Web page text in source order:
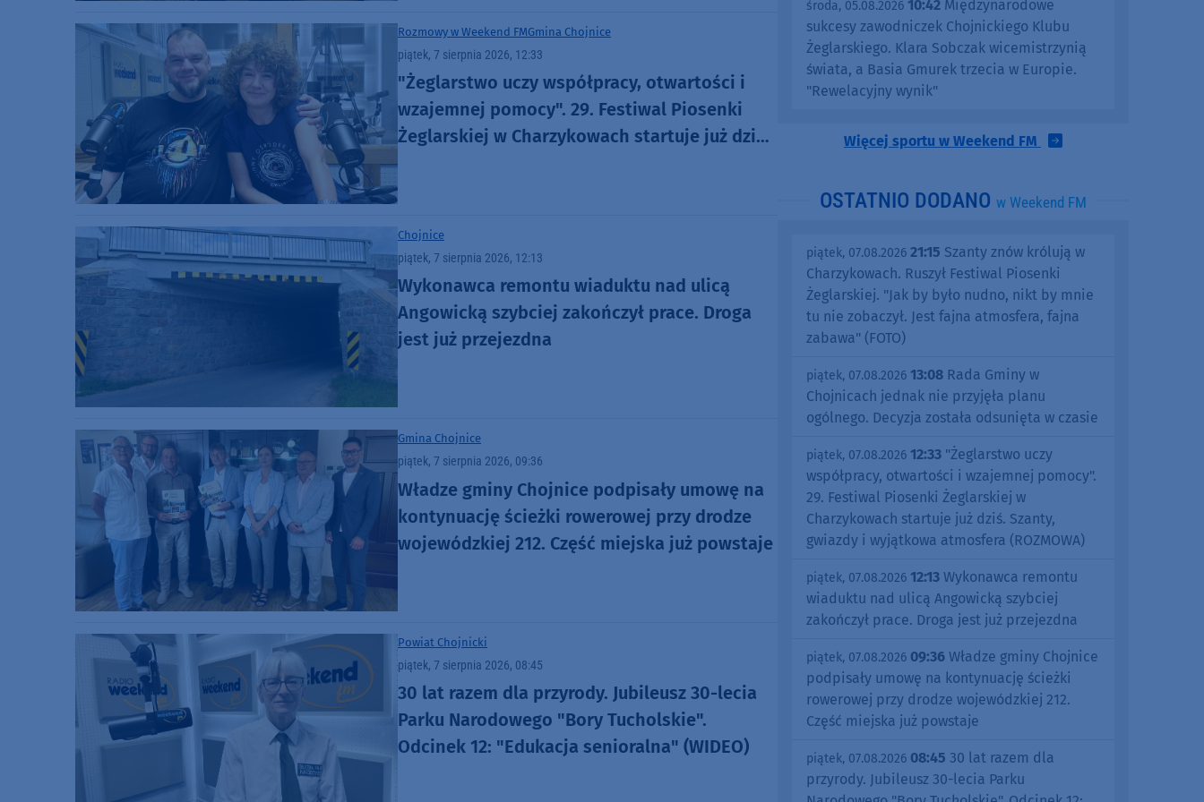
Rozmowy w Weekend FMGmina Chojnice
piątek, 7 sierpnia 2026, 12:33
"Żeglarstwo uczy współpracy, otwartości i
wzajemnej pomocy". 29. Festiwal Piosenki
Żeglarskiej w Charzykowach startuje już dziś.
Chojnice
piątek, 7 sierpnia 2026, 12:13
Wykonawca remontu wiaduktu nad ulicą
Angowicką szybciej zakończył prace. Droga
jest już przejezdna
Gmina Chojnice
piątek, 7 sierpnia 2026, 09:36
Władze gminy Chojnice podpisały umowę na
kontynuację ścieżki rowerowej przy drodze
wojewódzkiej 212. Część miejska już powstaje
Powiat Chojnicki
piątek, 7 sierpnia 2026, 08:45
30 lat razem dla przyrody. Jubileusz 30-lecia
Parku Narodowego "Bory Tucholskie".
Odcinek 12: "Edukacja senioralna" (WIDEO)
środa, 05.08.2026 10:42 Międzynarodowe
sukcesy zawodniczek Chojnickiego Klubu
Żeglarskiego. Klara Sobczak wicemistrzynią
świata, a Basia Gmurek trzecia w Europie.
"Rewelacyjny wynik"
Więcej sportu w Weekend FM
OSTATNIO DODANO w Weekend FM
piątek, 07.08.2026 21:15 Szanty znów królują w
Charzykowach. Ruszył Festiwal Piosenki
Żeglarskiej. "Jak by było nudno, nikt by mnie
tu nie zobaczył. Jest fajna atmosfera, fajna
zabawa" (FOTO)
piątek, 07.08.2026 13:08 Rada Gminy w
Chojnicach jednak nie przyjęła planu
ogólnego. Decyzja została odsunięta w czasie
piątek, 07.08.2026 12:33 "Żeglarstwo uczy
współpracy, otwartości i wzajemnej pomocy".
29. Festiwal Piosenki Żeglarskiej w
Charzykowach startuje już dziś. Szanty,
gwiazdy i wyjątkowa atmosfera (ROZMOWA)
piątek, 07.08.2026 12:13 Wykonawca remontu
wiaduktu nad ulicą Angowicką szybciej
zakończył prace. Droga jest już przejezdna
piątek, 07.08.2026 09:36 Władze gminy Chojnice
podpisały umowę na kontynuację ścieżki
rowerowej przy drodze wojewódzkiej 212.
Część miejska już powstaje
piątek, 07.08.2026 08:45 30 lat razem dla
przyrody. Jubileusz 30-lecia Parku